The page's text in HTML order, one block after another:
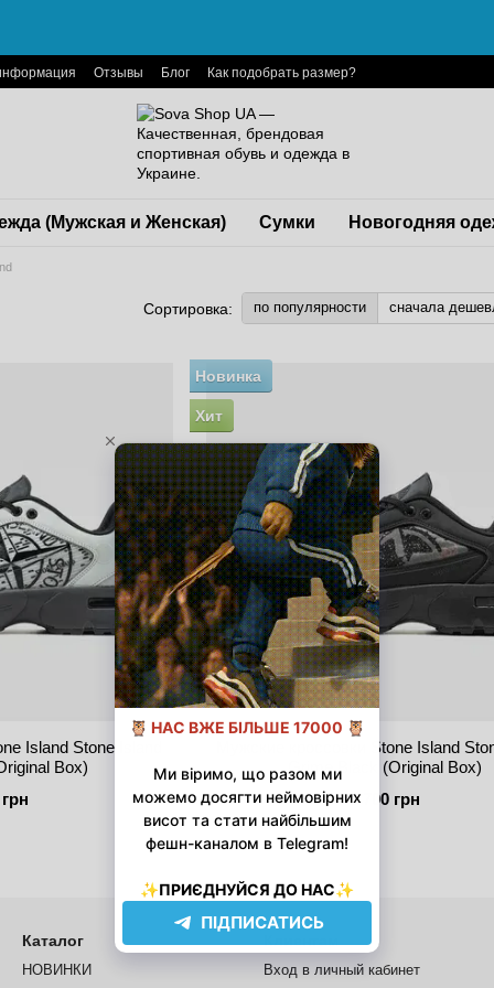
Отзывы Блог Как подобрать размер?
(Мужская и Женская) Сумки Новогодняя
Сортировка: по популярности сначала
Island Stone Island
Box)
Новинка
Хит
Мужские кроссовки Stone Island
Grime Black (Original Box)
3 700 грн
Каталог
НОВИНКИ Вход в личный кабинет